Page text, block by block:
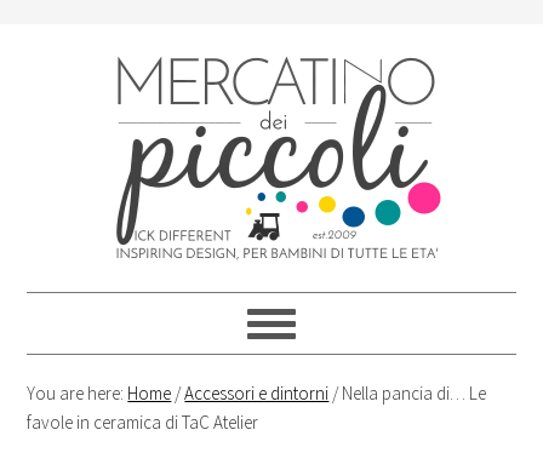
You are here: Home /Accessori e dintorni /Nella pancia di… Le
favole in ceramica di TaC Atelier